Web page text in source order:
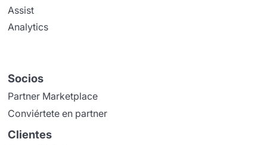
Assist
Analytics
Socios
Partner Marketplace
Conviértete en partner
Clientes